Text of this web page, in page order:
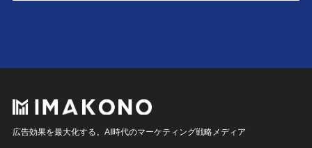
広告効果を最大化する。AI時代のマーケティング戦略メディア